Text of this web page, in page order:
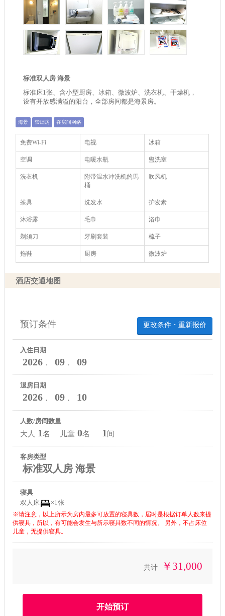
标准双人房 海景
标准床1张、含小型厨房、冰箱、微波炉、洗衣机、干燥机，
设有开放感满溢的阳台，全部房间都是海景房。
海景 禁烟房 在房间网络
免费Wi-Fi 电视 冰箱
空调 电暖水瓶 盥洗室
洗衣机
附带温水冲洗机的馬
桶
吹风机
茶具 洗发水 护发素
沐浴露 毛巾 浴巾
剃须刀 牙刷套装 梳子
拖鞋 厨房 微波炉
酒店交通地图
更改条件・重新报价
预订条件
入住日期
2026． 09． 09
退房日期
2026． 09． 10
人数/房间数量
大人 1名 儿童 0名 1 间
客房类型
标准双人房 海景
寝具
双人床
×1张
※请注意，以上所示为房内最多可放置的寝具数，届时是根据订单人数来提
供寝具，所以，有可能会发生与所示寝具数不同的情况。 另外，不占床位
儿童，无提供寝具。
共计 ￥31,000